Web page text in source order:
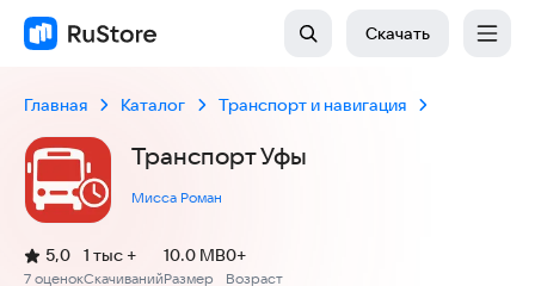
Скачать
Главная Каталог Транспорт и навигация
Транспорт Уфы
Мисса Роман
Рейтинг:
5,0
(
7 оценок
)
Скачиваний
1 тыс +
Размер
10.0 MB
Возраст
0+